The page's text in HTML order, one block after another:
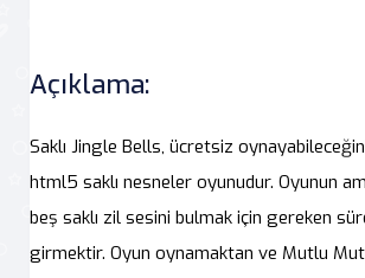
Açıklama:
Saklı Jingle Bells, ücretsiz
html5 saklı nesneler oyunudur. Oyunun
beş saklı zil sesini bulmak için gereken
girmektir. Oyun oynamaktan ve Mutlu